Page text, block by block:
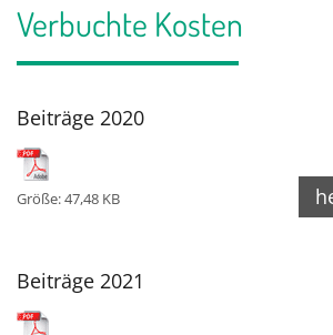
Verbuchte Kosten
Beiträge 2020
Größe: 47,48 KB
Beiträge 2021